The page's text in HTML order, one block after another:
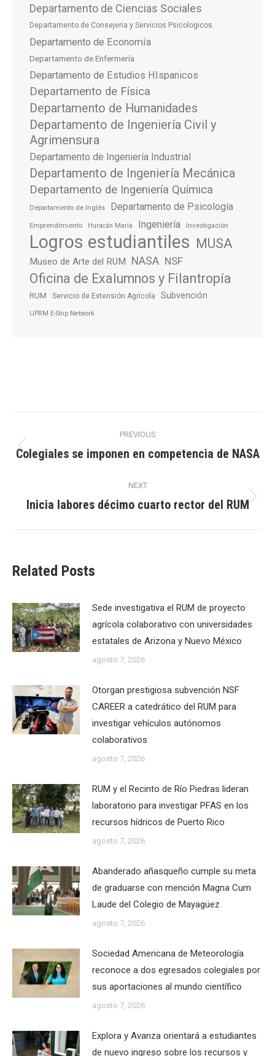
Departamento de Ciencias Sociales
Departamento de Consejeria y Servicios Psicologicos
Departamento de Economía
Departamento de Enfermería
Departamento de Estudios HIspanicos
Departamento de Física
Departamento de Humanidades
Departamento de Ingeniería Civil y
Agrimensura
Departamento de Ingeniería Industrial
Departamento de Ingeniería Mecánica
Departamento de Ingeniería Química
Departamento de Inglés Departamento de Psicología
Emprendimiento Huracán María Ingeniería Investigación
Logros estudiantiles MUSA
Museo de Arte del RUM NASA NSF
Oficina de Exalumnos y Filantropía
RUM Servicio de Extensión Agrícola Subvención
UPRM E-Ship Network
navigation
PREVIOUS
Previous
Colegiales se imponen en competencia de NASA
NEXT
Next
Inicia labores décimo cuarto rector del RUM
Related Posts
Sede investigativa el RUM de proyecto
agrícola colaborativo con universidades
estatales de Arizona y Nuevo México
agosto 7, 2026
Otorgan prestigiosa subvención NSF
CAREER a catedrático del RUM para
investigar vehículos autónomos
colaborativos
agosto 7, 2026
RUM y el Recinto de Río Piedras lideran
laboratorio para investigar PFAS en los
recursos hídricos de Puerto Rico
agosto 7, 2026
Abanderado añasqueño cumple su meta
de graduarse con mención Magna Cum
Laude del Colegio de Mayagüez
agosto 7, 2026
Sociedad Americana de Meteorología
reconoce a dos egresados colegiales por
sus aportaciones al mundo científico
agosto 7, 2026
Explora y Avanza orientará a estudiantes
de nuevo ingreso sobre los recursos y